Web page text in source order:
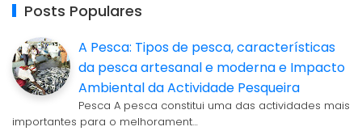
Posts Populares
A Pesca: Tipos de pesca, características
da pesca artesanal e moderna e Impacto
Ambiental da Actividade Pesqueira
Pesca A pesca constitui uma das actividades mais
importantes para o melhorament…